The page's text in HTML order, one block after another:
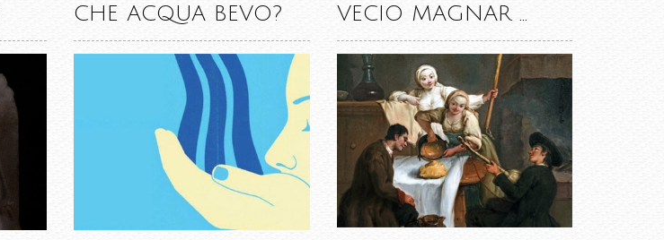
CHE ACQUA BEVO? VECIO MAGNAR ...